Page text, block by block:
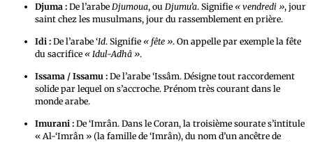
Djuma : De l’arabe Djumoua, ou Djumu’a. Signifie « vendredi », jour
saint chez les musulmans, jour du rassemblement en prière.
Idi : De l’arabe ‘Id. Signifie « fête ». On appelle par exemple la fête
du sacrifice « Idul-Adhâ ».
Issama / Issamu : De l’arabe ‘Issâm. Désigne tout raccordement
solide par lequel on s’accroche. Prénom très courant dans le
monde arabe.
Imurani : De ‘Imrân. Dans le Coran, la troisième sourate s’intitule
« Al-‘Imrân » (la famille de ‘Imrân), du nom d’un ancêtre de